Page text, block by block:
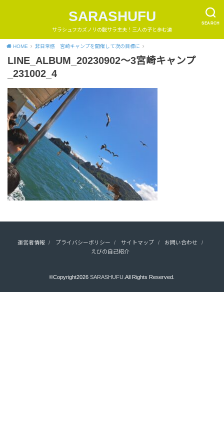
SEARCH
SARASHUFU
サラシュフカズノリの脱サラ主夫！三人の子と歩む道
HOME 非日常感 宮崎キャンプを開催して次の目標に
LINE_ALBUM_20230902～3宮崎キャンプ
_231002_4
運営者情報 プライバシーポリシー サイトマップ
お問い合わせ
えびの自己紹介
©Copyright2026SARASHUFU .All Rights Reserved.